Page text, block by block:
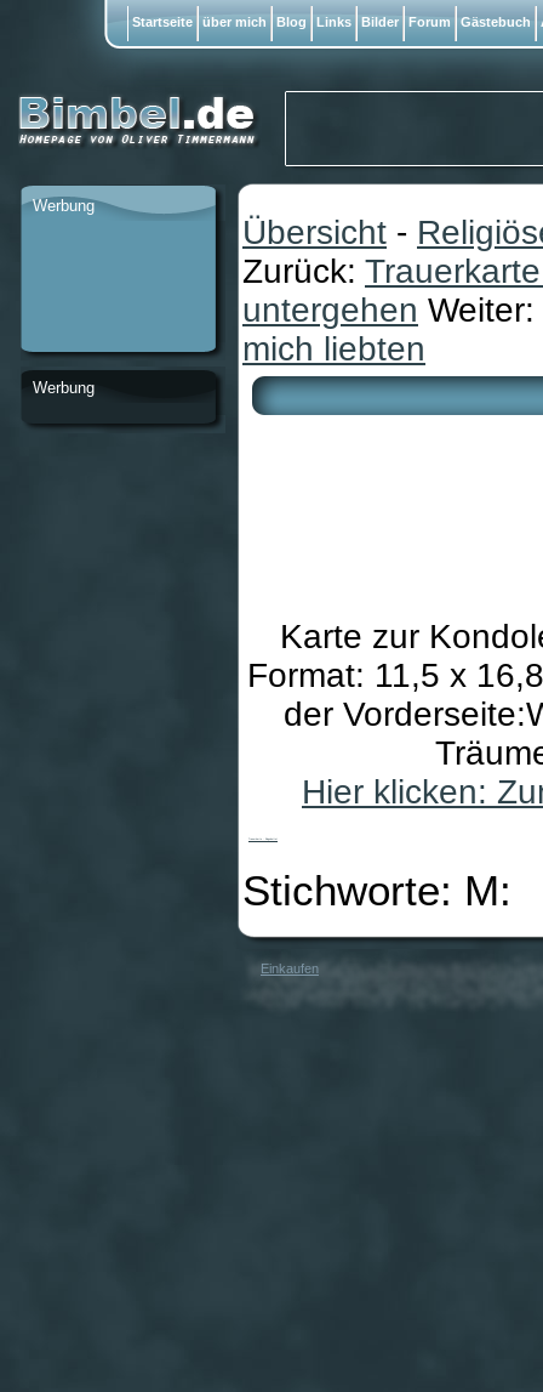
Übersicht -
Zurück:
untergehen Weiter:
mich liebten
Karte zur
Format: 11,5 x
der
Hier klicken:
Stichworte: M:
Einkaufen
Werbung
Werbung
Startseite über mich Blog Links Bilder Forum Gästebuch